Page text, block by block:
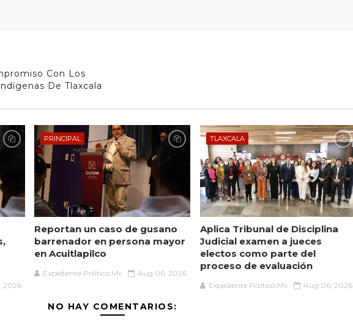
Con Los
De Tlaxcala
2026
PRINCIPAL
Reportan un caso de gusano
barrenador en persona mayor
en Acuitlapilco
Expediente Político.Mx Aug 06, 2026
TLAXCALA
Aplica Tribunal de Disciplina
Judicial examen a jueces
electos como parte del
proceso de evaluación
Expediente Político.Mx Aug 06, 2026
NO HAY COMENTARIOS: